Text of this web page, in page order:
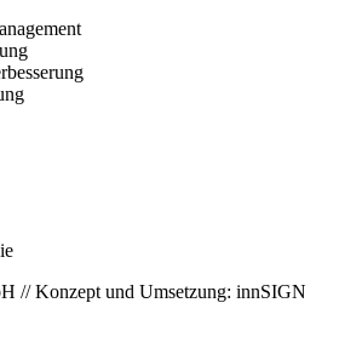
// Konzept und Umsetzung: innSIGN